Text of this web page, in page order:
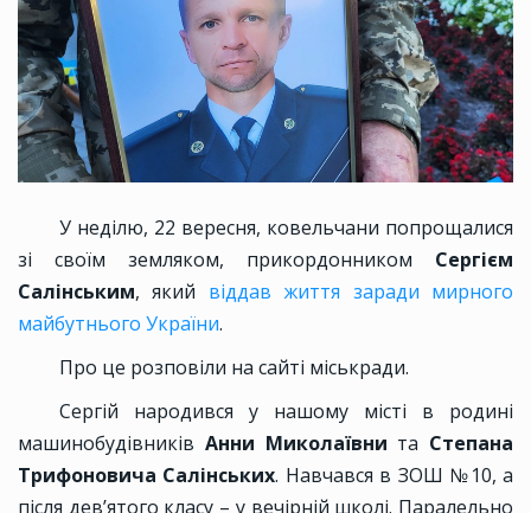
У неділю, 22 вересня, ковельчани попрощалися
зі своїм земляком, прикордонником Сергієм
Салінським, який віддав життя заради мирного
майбутнього України.
Про це розповіли на сайті міськради.
Сергій народився у нашому місті в родині
машинобудівників Анни Миколаївни та Степана
Трифоновича Салінських. Навчався в ЗОШ №10, а
після дев’ятого класу – у вечірній школі. Паралельно